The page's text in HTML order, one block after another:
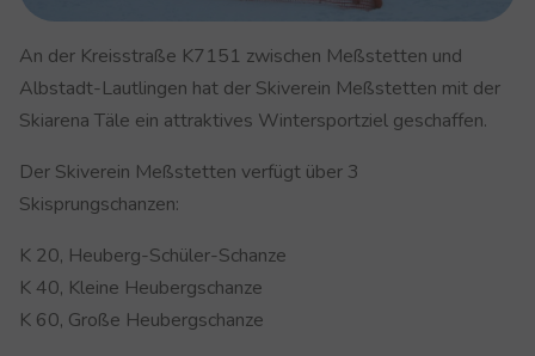
An der Kreisstraße K7151 zwischen Meßstetten und
Albstadt-Lautlingen hat der Skiverein Meßstetten mit der
Skiarena Täle ein attraktives Wintersportziel geschaffen.
Der Skiverein Meßstetten verfügt über 3
Skisprungschanzen:
K 20, Heuberg-Schüler-Schanze
K 40, Kleine Heubergschanze
K 60, Große Heubergschanze